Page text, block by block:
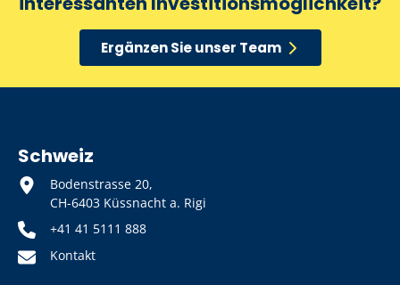
Ergänzen Sie unser Team
Schweiz
Bodenstrasse 20,
CH-6403 Küssnacht a. Rigi
+41 41 5111 888
Kontakt